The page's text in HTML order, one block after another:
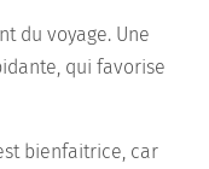
du voyage. Une
qui favorise
bienfaitrice, car